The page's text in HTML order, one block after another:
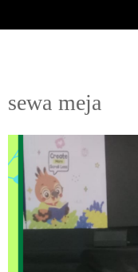
sewa meja